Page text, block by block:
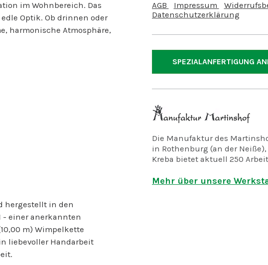
im Wohnbereich. Das
Optik. Ob drinnen oder
harmonische Atmosphäre,
hergestellt in den
- einer anerkannten
m) Wimpelkette
liebevoller Handarbeit
AGB
Impressum
Datenschutzerklärung
SPEZIALANFERTIGUNG
Die Manufaktur des
in Rothenburg (an der
Kreba bietet aktuell 250
Mehr über unsere